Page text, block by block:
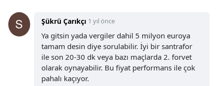
Şükrü Çarıkçı 1 yıl önce
Ya gitsin yada vergiler dahil 5 milyon euroya
tamam desin diye sorulabilir. İyi bir santrafor
ile son 20-30 dk veya bazı maçlarda 2. forvet
olarak oynayabilir. Bu fiyat performans ile çok
pahalı kaçıyor.